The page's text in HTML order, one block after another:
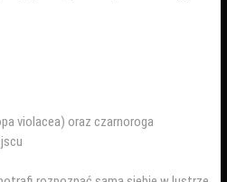
violacea) oraz czarnoroga